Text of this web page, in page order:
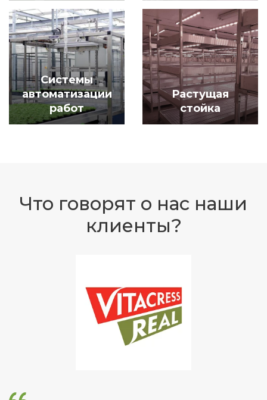
Системы
автоматизации
работ
Растущая
стойка
Что говорят о нас наши
клиенты?